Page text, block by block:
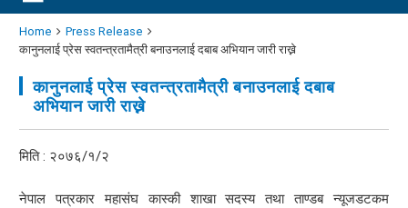
Home
Press Release
कानुनलाई प्रेस स्वतन्त्रतामैत्री बनाउनलाई दबाब अभियान जारी राख्ने
कानुनलाई प्रेस स्वतन्त्रतामैत्री बनाउनलाई दबाब
अभियान जारी राख्ने
मिति : २०७६/१/२
नेपाल पत्रकार महासंघ कास्की शाखा सदस्य तथा ताण्डब न्यूजडटकम